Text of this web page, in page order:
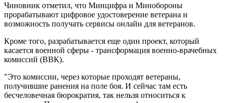
Чиновник отметил, что Минцифра и Минобороны
прорабатывают цифровое удостоверение ветерана и
возможность получать сервисы онлайн для ветеранов.
Кроме того, разрабатывается еще один проект, который
касается военной сферы - трансформация военно-врачебных
комиссий (ВВК).
"Это комиссии, через которые проходят ветераны,
получившие ранения на поле боя. И сейчас там есть
бесчеловечная бюрократия, так нельзя относиться к